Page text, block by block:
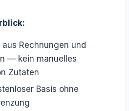
aus Rechnungen und
— kein manuelles
Zutaten
Basis ohne